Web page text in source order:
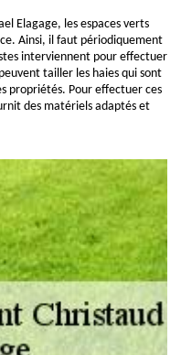
Elagage, les espaces verts
Ainsi, il faut périodiquement
interviennent pour effectuer
tailler les haies qui sont
propriétés. Pour effectuer ces
des matériels adaptés et